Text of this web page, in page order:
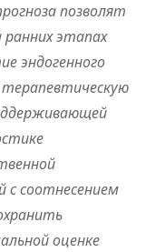
позволят
этапах
эндогенного
терапевтическую
с соотнесением
оценке